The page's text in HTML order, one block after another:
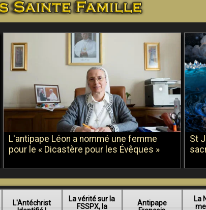
L'antipape Léon a nommé une femme
pour le « Dicastère pour les Évêques »
St
L'Antéchrist
La vérité sur la
FSSPX, la
Antipape
La